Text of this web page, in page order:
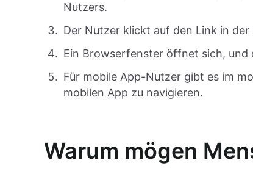
Nutzers.
Der Nutzer klickt auf den Link in
Ein Browserfenster öffnet sich,
Für mobile App-Nutzer gibt es im
mobilen App zu navigieren.
Warum mögen